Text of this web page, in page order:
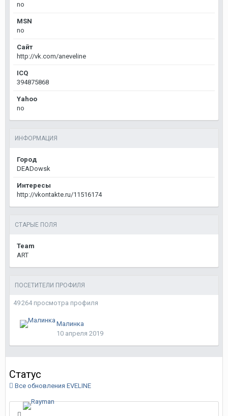
no
MSN
no
Сайт
http://vk.com/aneveline
ICQ
394875868
Yahoo
no
ИНФОРМАЦИЯ
Город
DEADowsk
Интересы
http://vkontakte.ru/11516174
СТАРЫЕ ПОЛЯ
Team
ART
ПОСЕТИТЕЛИ ПРОФИЛЯ
49 264 просмотра профиля
Малинка
10 апреля 2019
Статус
Все обновления EVELINE